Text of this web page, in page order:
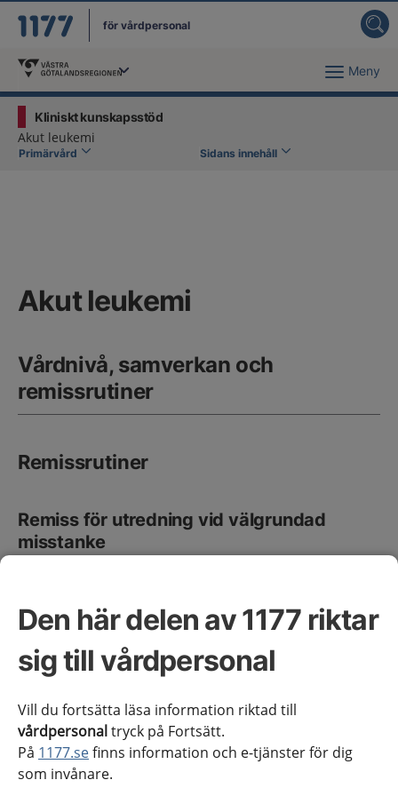
Den här delen av 1177 riktar
sig till vårdpersonal
Vill du fortsätta läsa information riktad till
vårdpersonaltryck på Fortsätt.
På 1177.sefinns information och e-tjänster för dig
som invånare.
för vårdpersonal
Du har valt region Meny
Kliniskt kunskapsstöd
Akut leukemi
Primärvård Sidans innehåll
Akut leukemi
Vårdnivå, samverkan och
remissrutiner
Remissrutiner
Remiss för utredning vid välgrundad
misstanke
påverkat allmäntillstånd och alarmerande provsvar
ska hematologjour eller motsvarande kontaktas även
utanför kontorstid för akut bedömning.
skickas, beakta att patienten önskar, har nytta av och
klarar av utredningen. Beslutet ska fattas i samråd
med patienten och eventuellt närstående om
patienten önskar det.